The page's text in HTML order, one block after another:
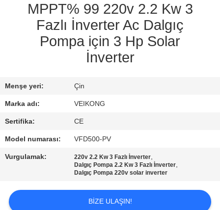
HABERLER
ISTEĞI
SITE
GIZLILIK
POLITIKASI
MPPT% 99 220v 2.2 Kw 3
Fazlı İnverter Ac Dalgıç
Pompa için 3 Hp Solar
İnverter
Menşe yeri: Çin
Marka adı: VEIKONG
Sertifika: CE
Model numarası: VFD500-PV
Vurgulamak: 220v 2.2 Kw 3 Fazlı İnverter,
Dalgıç Pompa 2.2 Kw 3 Fazlı İnverter,
Dalgıç Pompa 220v solar inverter
BIZE ULAŞIN!